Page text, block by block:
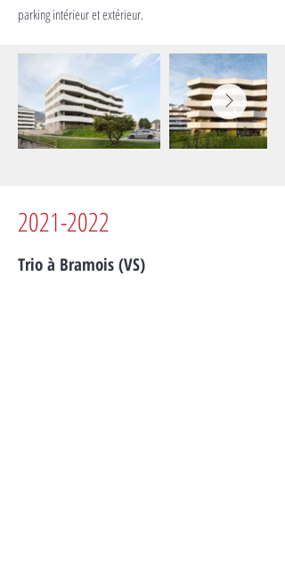
parking intérieur et extérieur.
2021-2022
Trio à Bramois (VS)